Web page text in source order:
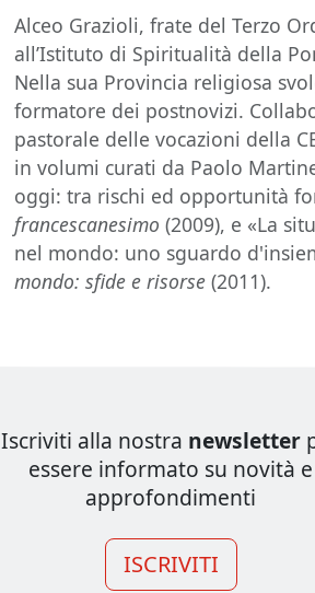
Alceo Grazioli, frate del Terzo
all’Istituto di Spiritualità della
Nella sua Provincia religiosa
formatore dei postnovizi.
pastorale delle vocazioni della
in volumi curati da Paolo
oggi: tra rischi ed opportunità
francescanesimo(2009), e «La
nel mondo: uno sguardo
mondo: sfide e risorse (2011).
Iscriviti alla nostra newsletter
essere informato su novità e
approfondimenti
ISCRIVITI